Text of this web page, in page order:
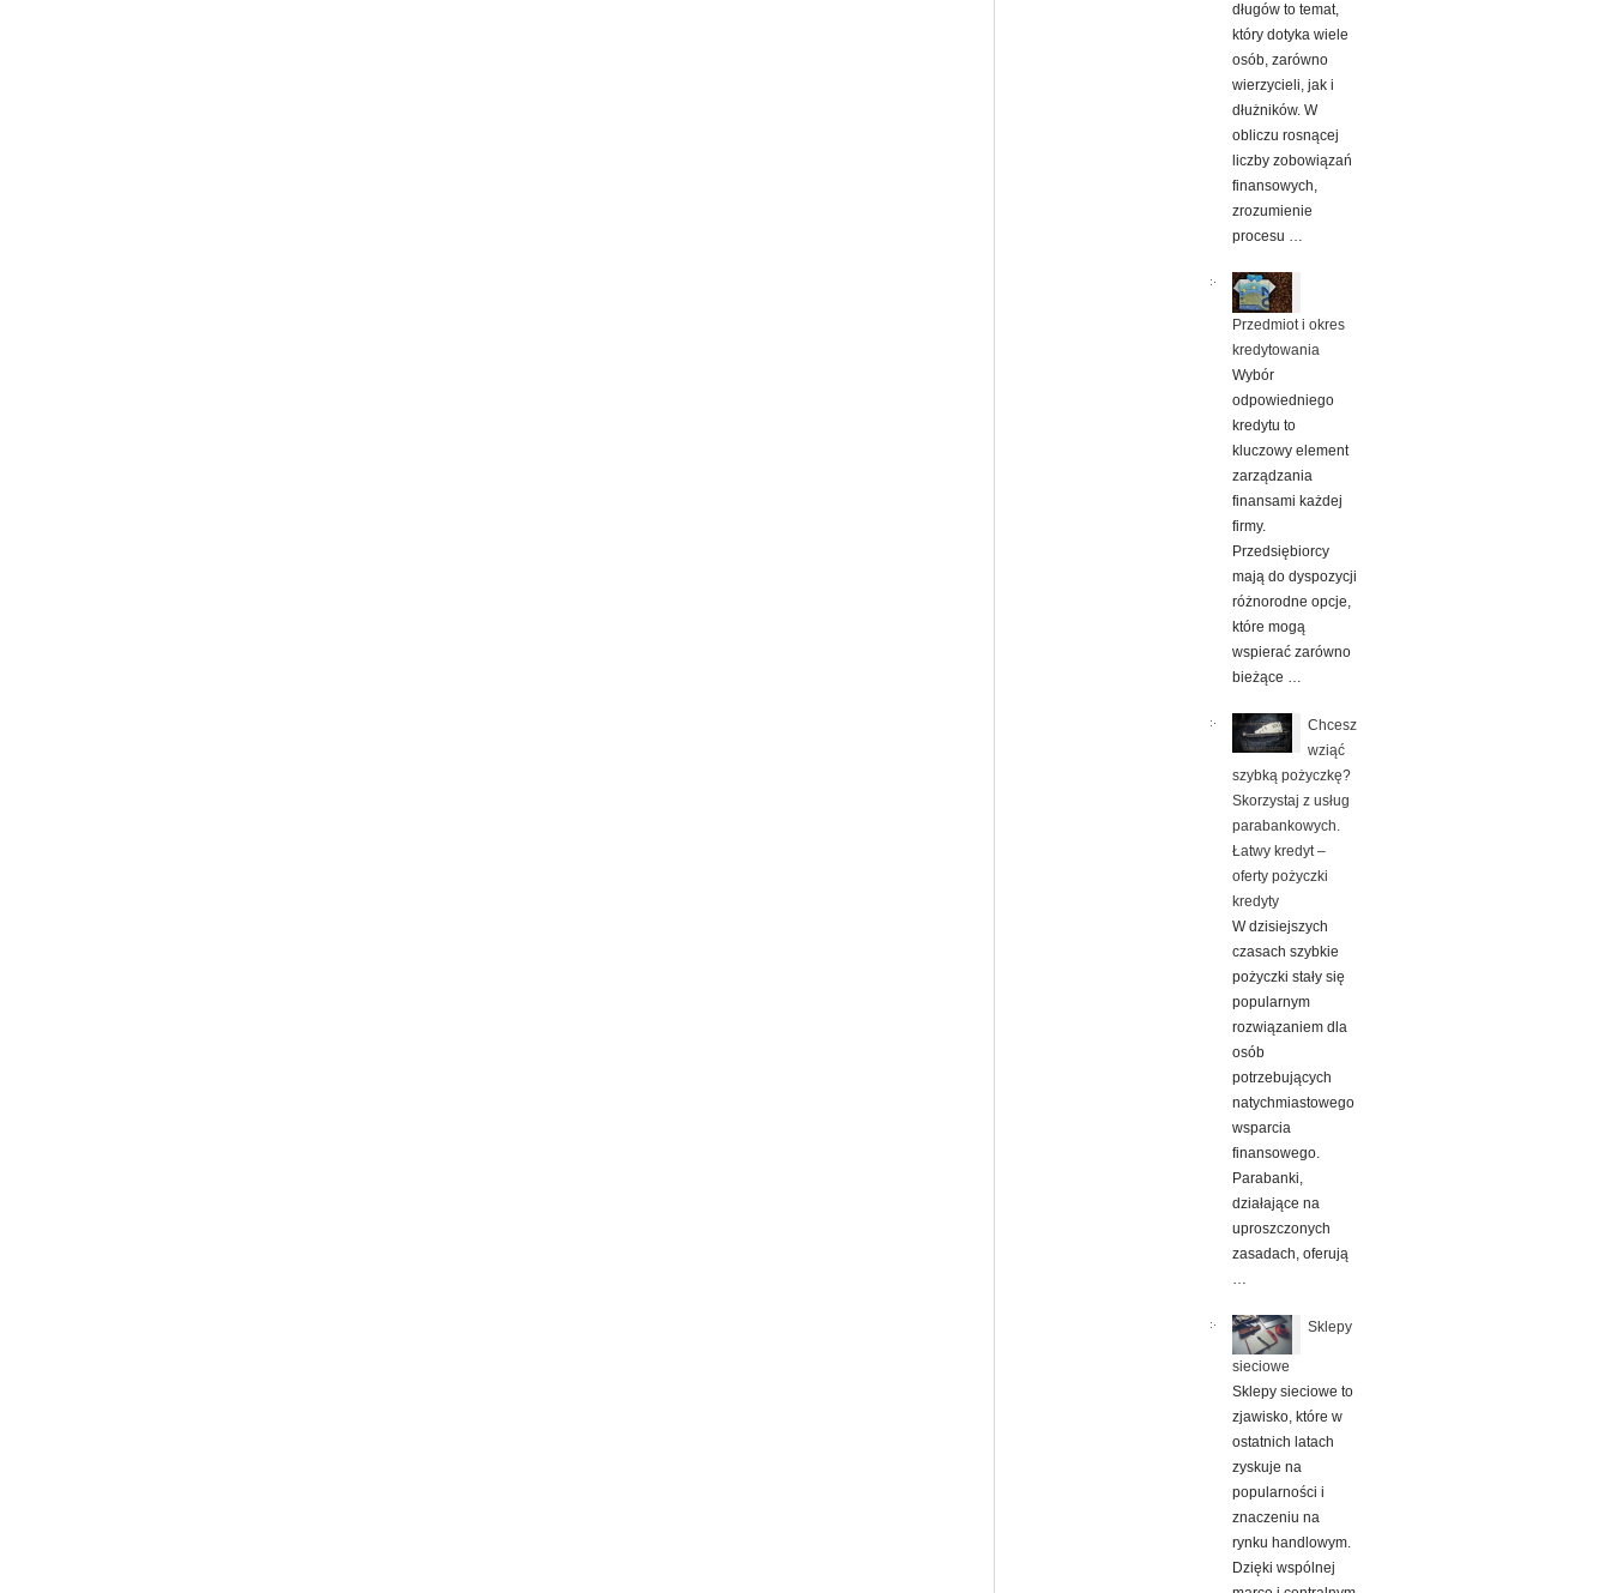
długów to temat,
który dotyka wiele
osób, zarówno
wierzycieli, jak i
dłużników. W
obliczu rosnącej
liczby zobowiązań
finansowych,
zrozumienie
procesu …
Przedmiot i okres
kredytowania
Wybór
odpowiedniego
kredytu to
kluczowy element
zarządzania
finansami każdej
firmy.
Przedsiębiorcy
mają do dyspozycji
różnorodne opcje,
które mogą
wspierać zarówno
bieżące …
Chcesz
wziąć
szybką pożyczkę?
Skorzystaj z usług
parabankowych.
Łatwy kredyt –
oferty pożyczki
kredyty
W dzisiejszych
czasach szybkie
pożyczki stały się
popularnym
rozwiązaniem dla
osób
potrzebujących
natychmiastowego
wsparcia
finansowego.
Parabanki,
działające na
uproszczonych
zasadach, oferują
…
Sklepy
sieciowe
Sklepy sieciowe to
zjawisko, które w
ostatnich latach
zyskuje na
popularności i
znaczeniu na
rynku handlowym.
Dzięki wspólnej